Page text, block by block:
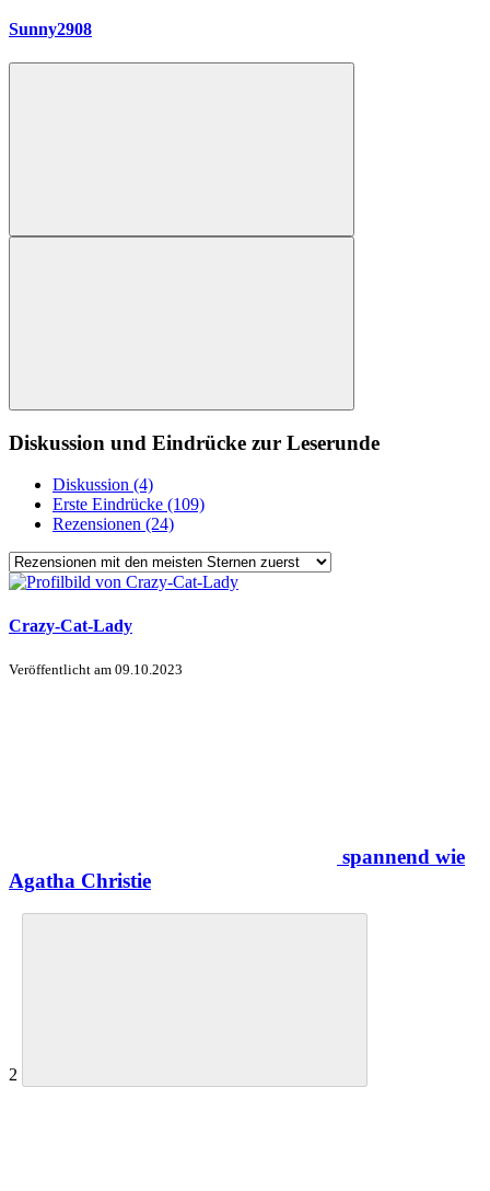
Sunny2908
Diskussion und Eindrücke zur Leserunde
Diskussion (4)
Erste Eindrücke (109)
Rezensionen (24)
Crazy-Cat-Lady
Veröffentlicht am 09.10.2023
spannend wie
Agatha Christie
2